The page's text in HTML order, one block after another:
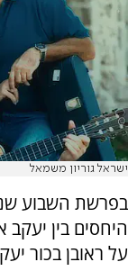
ישראל גוריון משמאל
בפרשת השבוע
היחסים בין יעקב
על ראובן בכור